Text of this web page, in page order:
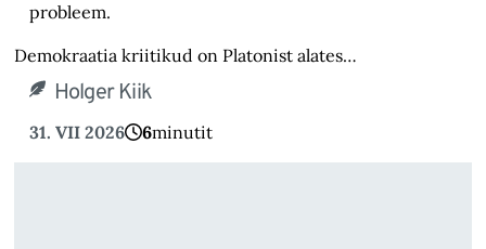
probleem.
Demokraatia kriitikud on Platonist alates…
Holger Kiik
31. VII 2026 6minutit